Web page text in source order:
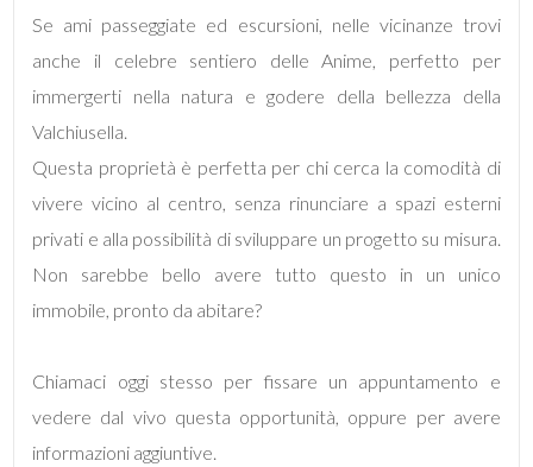
Se ami passeggiate ed escursioni, nelle vicinanze trovi
anche il celebre sentiero delle Anime, perfetto per
immergerti nella natura e godere della bellezza della
Valchiusella.
Questa proprietà è perfetta per chi cerca la comodità di
vivere vicino al centro, senza rinunciare a spazi esterni
privati e alla possibilità di sviluppare un progetto su misura.
Non sarebbe bello avere tutto questo in un unico
immobile, pronto da abitare?
Chiamaci oggi stesso per fissare un appuntamento e
vedere dal vivo questa opportunità, oppure per avere
informazioni aggiuntive.
minimi
2
3
5